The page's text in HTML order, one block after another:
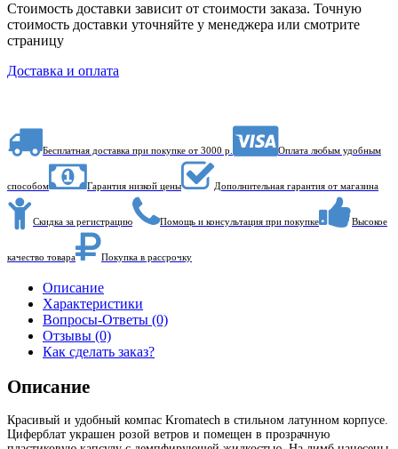
Стоимость доставки зависит от стоимости заказа. Точную
стоимость доставки уточняйте у менеджера или смотрите
страницу
Доставка и оплата
Бесплатная доставка при покупке от 3000 р. Оплата любым удобным
способом Гарантия низкой цены Дополнительная гарантия от магазина
Скидка за регистрацию Помощь и консультация при покупке Высокое
качество товара Покупка в рассрочку
Описание
Характеристики
Вопросы-Ответы (0)
Отзывы (0)
Как сделать заказ?
Описание
Красивый и удобный компас Kromatech в стильном латунном корпусе.
Циферблат украшен розой ветров и помещен в прозрачную